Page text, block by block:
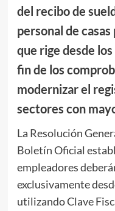
del recibo de
personal de
que rige desde
fin de los
modernizar el
sectores con
La Resolución
Boletín Oficial
empleadores
exclusivamente
utilizando Clave